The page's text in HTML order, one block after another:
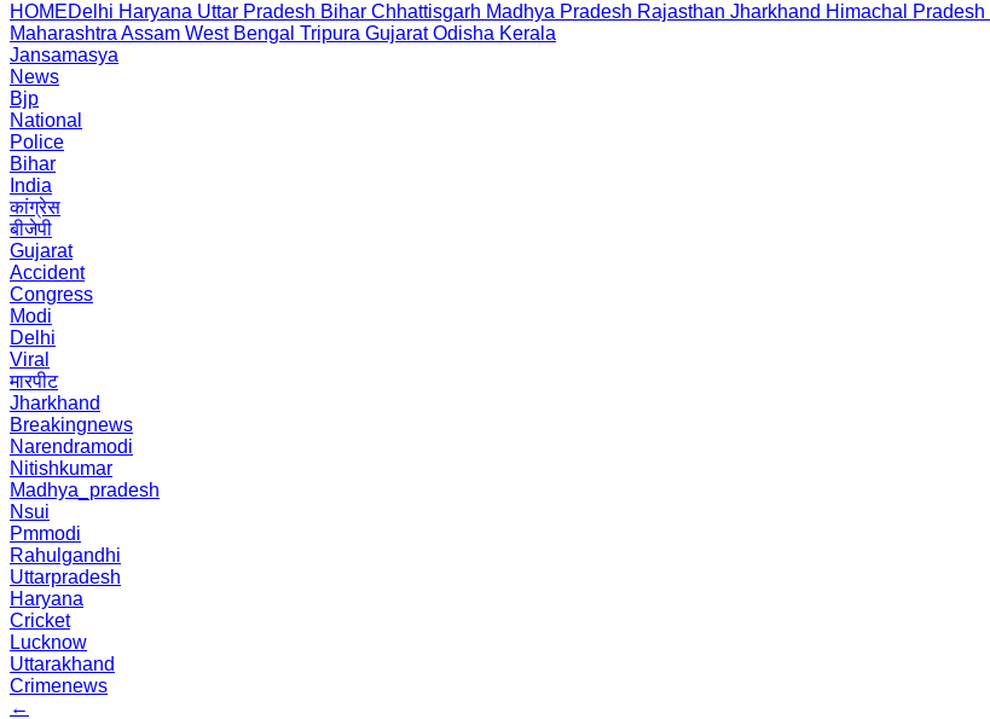
HOMEDelhi Haryana Uttar Pradesh Bihar Chhattisgarh Madhya Pradesh Rajasthan Jharkhand Himachal Pradesh
Maharashtra Assam West Bengal Tripura Gujarat Odisha Kerala
Jansamasya
News
Bjp
National
Police
Bihar
India
कांग्रेस
बीजेपी
Gujarat
Accident
Congress
Modi
Delhi
Viral
मारपीट
Jharkhand
Breakingnews
Narendramodi
Nitishkumar
Madhya_pradesh
Nsui
Pmmodi
Rahulgandhi
Uttarpradesh
Haryana
Cricket
Lucknow
Uttarakhand
Crimenews
←